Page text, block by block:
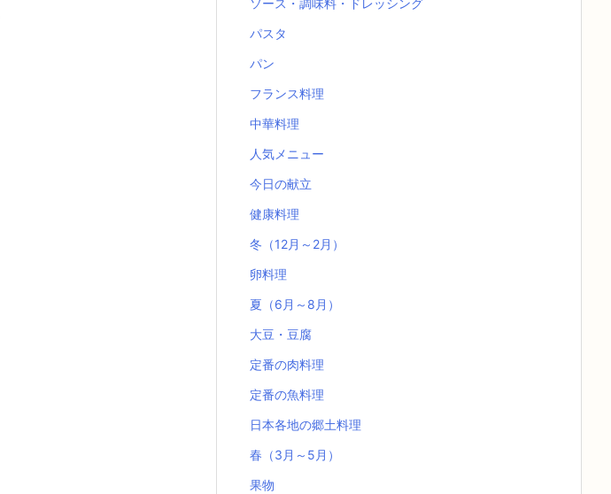
ソース・調味料・ドレッシング
パスタ
パン
フランス料理
中華料理
人気メニュー
今日の献立
健康料理
冬（12月～2月）
卵料理
夏（6月～8月）
大豆・豆腐
定番の肉料理
定番の魚料理
日本各地の郷土料理
春（3月～5月）
果物